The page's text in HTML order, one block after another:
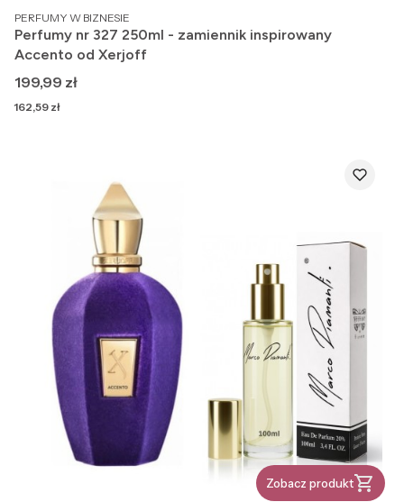
PRODUCENT
PERFUMY W BIZNESIE
Perfumy nr 327 250ml - zamiennik inspirowany
Accento od Xerjoff
Cena
199,99 zł
Cena
162,59 zł
Zobacz produkt